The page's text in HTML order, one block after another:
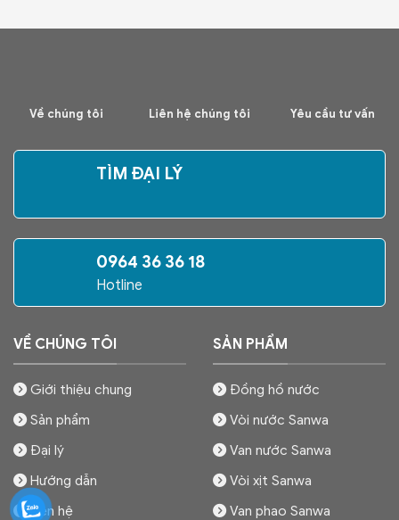
Về chúng tôi Liên hệ chúng tôi Yêu cầu tư vấn
TÌM ĐẠI LÝ
0964 36 36 18
Hotline
VỀ CHÚNG TÔI
Giới thiệu chung
Sản phẩm
Đại lý
Hướng dẫn
Liên hệ
SẢN PHẨM
Đồng hồ nước
Vòi nước Sanwa
Van nước Sanwa
Vòi xịt Sanwa
Van phao Sanwa